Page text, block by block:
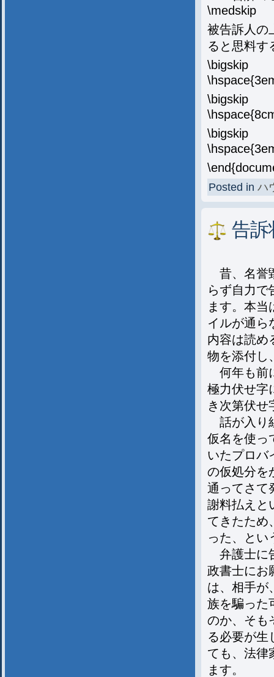
\medskip
被告訴人の
ると思料す
\bigskip
\bigskip
\bigskip
Posted in ハ
告訴
昔、名誉
らず自力で
ます。本
イルが通ら
内容は読め
物を添付し
何年も前
極力伏せ字
き次第伏せ
話が入り
仮名を使っ
いたプロバ
の仮処分を
通ってさて
謝料払えと
てきたため
った、とい
弁護士に
政書士にお
は、相手が
族を騙った
のか、そも
る必要が生
ても、法律
ます。